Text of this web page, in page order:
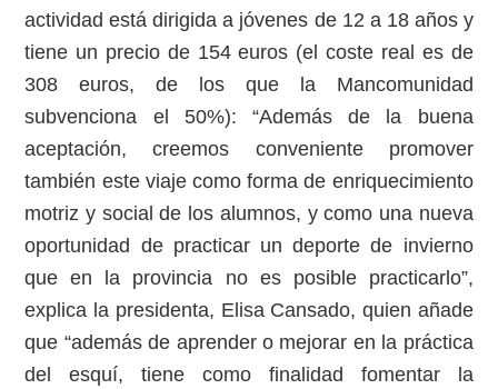
actividad está dirigida a jóvenes de 12 a 18 años y
tiene un precio de 154 euros (el coste real es de
308 euros, de los que la Mancomunidad
subvenciona el 50%): “Además de la buena
aceptación, creemos conveniente promover
también este viaje como forma de enriquecimiento
motriz y social de los alumnos, y como una nueva
oportunidad de practicar un deporte de invierno
que en la provincia no es posible practicarlo”,
explica la presidenta, Elisa Cansado, quien añade
que “además de aprender o mejorar en la práctica
del esquí, tiene como finalidad fomentar la